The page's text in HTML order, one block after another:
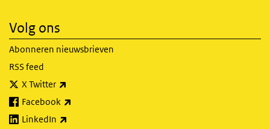
Volg ons
Abonneren nieuwsbrieven
RSS feed
X Twitter
Facebook
LinkedIn